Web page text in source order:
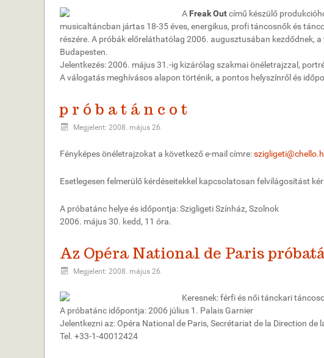
A Freak Outcímű készülő
musicaltáncban jártas 18-35 éves, energikus, profi táncosnők és
részére. A próbák előreláthatólag 2006. augusztusában kezdődnek,
Budapesten.
Jelentkezés: 2006. május 31.-ig kizárólag szakmai önéletrajzzal,
A válogatás meghívásos alapon történik, a pontos helyszínről és
p r ó b a t á n c o t
Megjelent: 2008. május 26.
Fényképes önéletrajzokat a következő e-mail címre:
Esetlegesen felmerülő kérdéseitekkel kapcsolatosan felvilágosítást
A próbatánc helye és időpontja: Szigligeti Színház, Szolnok
2006. május 30. kedd, 11 óra.
Az Opéra National de Paris
Megjelent: 2008. május 26.
Keresnek: férfi és női tánckari
A próbatánc időpontja: 2006 július 1. Palais Garnier
Jelentkezni az: Opéra National de Paris, Secrétariat de la Direction de
Tel. +33-1-40012424